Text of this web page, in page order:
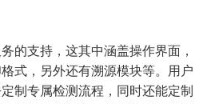
的支持，这其中涵盖操作界面，
式，另外还有溯源模块等。用户
制专属检测流程，同时还能定制